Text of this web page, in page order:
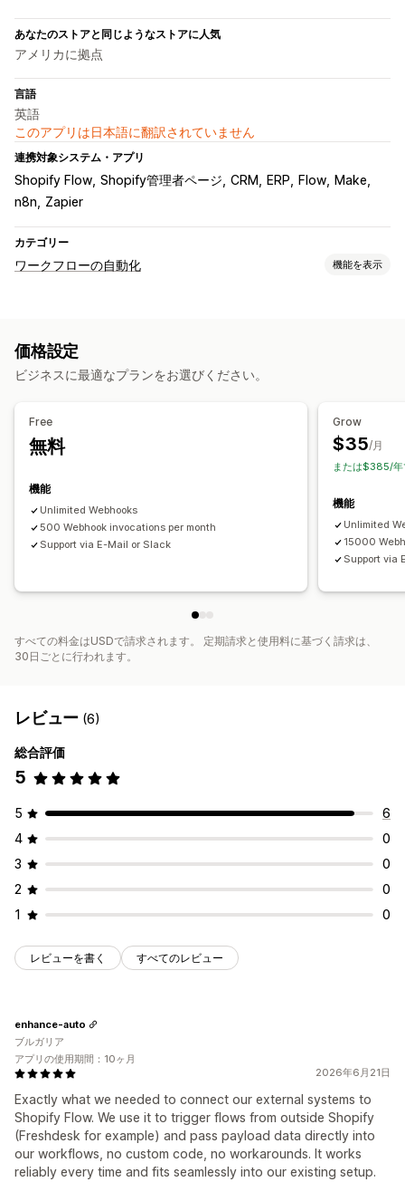
あなたのストアと同じようなストアに人気
アメリカに拠点
言語
英語
このアプリは日本語に翻訳されていません
連携対象システム・アプリ
Shopify Flow Shopify管理者ページ CRM ERP Flow
Make
n8n
Zapier
カテゴリー
ワークフローの自動化 機能を表示
注文処理
価格設定
ビジネスに最適なプランをお選びください。
Free
無料
機能
Unlimited Webhooks
500 Webhook invocations per month
Support via E-Mail or Slack
Grow
$35/月
または$385/
機能
Unlimited
15000
Support via
すべての料金はUSDで請求されます。 定期請求と使用料に基づく請求は、
30日ごとに行われます。
レビュー (6)
総合評価
5
5
6
4
0
3
0
2
0
1
0
レビューを書く すべてのレビュー
2026年6月21日
Exactly what we needed to connect our external systems to
Shopify Flow. We use it to trigger flows from outside Shopify
(Freshdesk for example) and pass payload data directly into
our workflows, no custom code, no workarounds. It works
reliably every time and fits seamlessly into our existing setup.
enhance-auto
ブルガリア
アプリの使用期間：10ヶ月